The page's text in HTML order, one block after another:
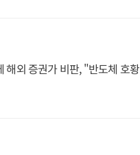
해외 증권가 비판, "반도체 호황